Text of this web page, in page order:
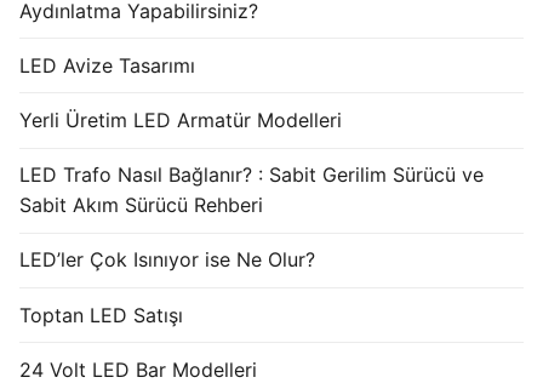
Aydınlatma Yapabilirsiniz?
LED Avize Tasarımı
Yerli Üretim LED Armatür Modelleri
LED Trafo Nasıl Bağlanır? : Sabit Gerilim Sürücü ve
Sabit Akım Sürücü Rehberi
LED’ler Çok Isınıyor ise Ne Olur?
Toptan LED Satışı
24 Volt LED Bar Modelleri